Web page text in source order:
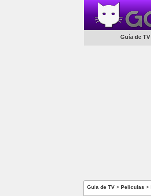
Guía de TV
Guía de TV > Películas >